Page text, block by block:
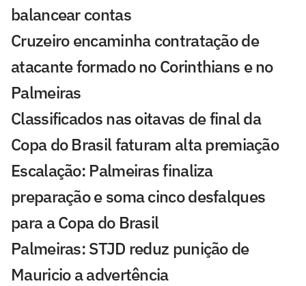
balancear contas
Cruzeiro encaminha contratação de
atacante formado no Corinthians e no
Palmeiras
Classificados nas oitavas de final da
Copa do Brasil faturam alta premiação
Escalação: Palmeiras finaliza
preparação e soma cinco desfalques
para a Copa do Brasil
Palmeiras: STJD reduz punição de
Mauricio a advertência